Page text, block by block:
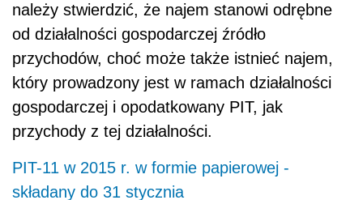
należy stwierdzić, że najem stanowi odrębne
od działalności gospodarczej źródło
przychodów, choć może także istnieć najem,
który prowadzony jest w ramach działalności
gospodarczej i opodatkowany PIT, jak
przychody z tej działalności.
PIT-11 w 2015 r. w formie papierowej -
składany do 31 stycznia